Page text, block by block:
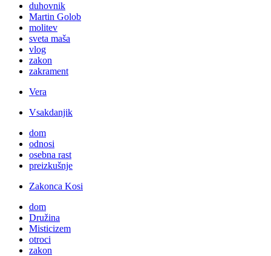
duhovnik
Martin Golob
molitev
sveta maša
vlog
zakon
zakrament
Vera
Vsakdanjik
dom
odnosi
osebna rast
preizkušnje
Zakonca Kosi
dom
Družina
Misticizem
otroci
zakon